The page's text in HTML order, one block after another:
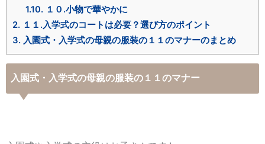
1.10. １０.小物で華やかに
2. １１.入学式のコートは必要？選び方のポイント
3. 入園式・入学式の母親の服装の１１のマナーのまとめ
入園式・入学式の母親の服装の１１のマナー